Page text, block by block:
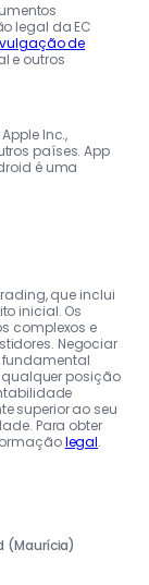
legal da EC
de
e outros
Inc.,
países. App
é uma
que inclui
inicial. Os
complexos e
Negociar
posição
superior ao seu
Para obter
legal.
(Maurícia)